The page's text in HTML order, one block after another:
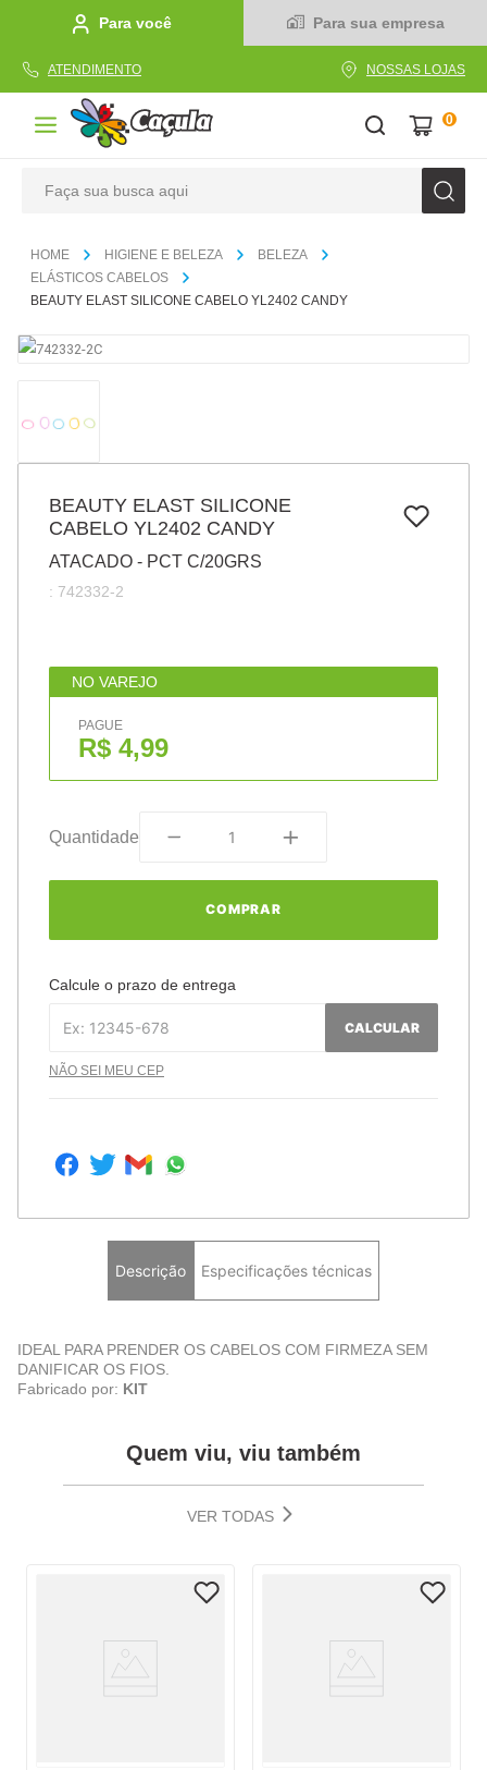
Para você Para sua empresa
ATENDIMENTO NOSSAS LOJAS
0
HIGIENE E BELEZA
BELEZA
ELÁSTICOS CABELOS
BEAUTY ELAST SILICONE CABELO YL2402 CANDY
BEAUTY ELAST SILICONE
CABELO YL2402 CANDY
ATACADO - PCT C/20GRS
: 742332-2
NO VAREJO
PAGUE
R$ 4,99
Quantidade
COMPRAR
Calcule o prazo de entrega
CALCULAR
NÃO SEI MEU CEP
Descrição Especificações técnicas
IDEAL PARA PRENDER OS CABELOS COM FIRMEZA SEM
DANIFICAR OS FIOS.
Fabricado por: KIT
Quem viu, viu também
VER TODAS
1º caderno
3º caneta
5 º caixa
6º papel
pincel